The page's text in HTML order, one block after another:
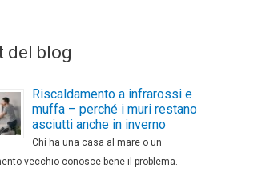
del blog
Riscaldamento a infrarossi e
muffa – perché i muri restano
asciutti anche in inverno
Chi ha una casa al mare o un
vecchio conosce bene il problema.